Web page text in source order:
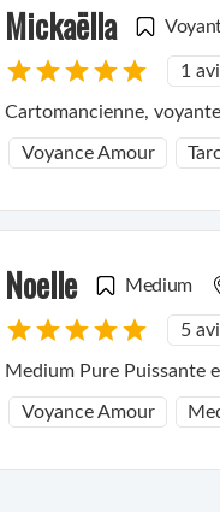
Mickaëlla
1
Cartomancienne,
Voyance Amour
Noelle Medium
5
Medium Pure Puissante
Voyance Amour